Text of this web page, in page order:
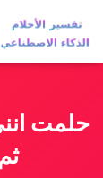
حلمت